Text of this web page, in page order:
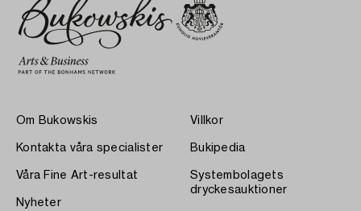
Om Bukowskis
Kontakta våra specialister
Våra Fine Art-resultat
Nyheter
Villkor
Bukipedia
Systembolagets
dryckesauktioner